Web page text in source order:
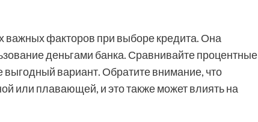
важных факторов при выборе кредита. Она
деньгами банка. Сравнивайте процентные
вариант. Обратите внимание, что
или плавающей, и это также может влиять на